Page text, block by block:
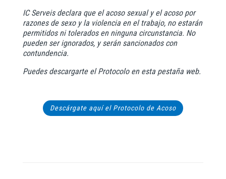
IC Serveis declara que el acoso sexual y el acoso por
razones de sexo y la violencia en el trabajo, no estarán
permitidos ni tolerados en ninguna circunstancia. No
pueden ser ignorados, y serán sancionados con
contundencia.
Puedes descargarte el Protocolo en esta pestaña web.
Descárgate aquí el Protocolo de Acoso